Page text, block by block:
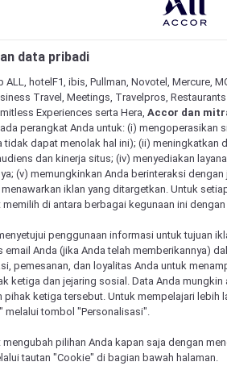
Mercure unik
data pribadi
ALL, hotelF1, ibis, Pullman, Novotel, Mercure,
Travel, Meetings, Travelpros,
Experiences serta Hera, Accor dan
perangkat Anda untuk: (i) mengoperasikan
tidak dapat menolak hal ini); (ii) meningkatkan
dan kinerja situs; (iv) menyediakan
(v) memungkinkan Anda berinteraksi
iklan yang ditargetkan. Untuk
memilih di antara berbagai kegunaan ini
penggunaan informasi untuk tujuan
email Anda (jika Anda telah memberikannya)
pemesanan, dan loyalitas Anda untuk
ketiga dan jejaring sosial. Data Anda
pihak ketiga tersebut. Untuk mempelajari lebih
melalui tombol "Personalisasi".
mengubah pilihan Anda kapan saja dengan
tautan "Cookie" di bagian bawah halaman.